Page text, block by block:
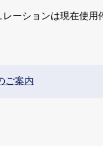
ーションは現在使用
ご案内